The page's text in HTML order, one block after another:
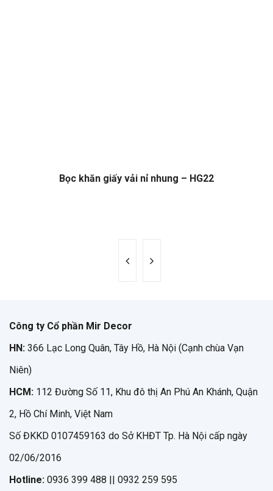
Bọc khăn giấy vải nỉ nhung – HG22
Công ty Cổ phần Mir Decor
HN: 366 Lạc Long Quân, Tây Hồ, Hà Nội (Cạnh chùa Vạn
Niên)
HCM: 112 Đường Số 11, Khu đô thị An Phú An Khánh, Quận
2, Hồ Chí Minh, Việt Nam
Số ĐKKD 0107459163 do Sở KHĐT Tp. Hà Nội cấp ngày
02/06/2016
Hotline: 0936 399 488 || 0932 259 595